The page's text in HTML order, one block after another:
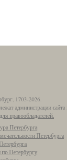
1703-2026.
администрации
правообладателей.
Петербурга
Петербурга
по Петербургу